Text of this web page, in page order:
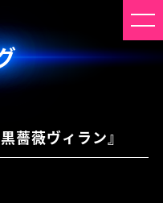
薔薇ヴィラン』